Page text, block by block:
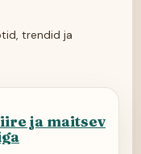
trendid ja
ja maitsev